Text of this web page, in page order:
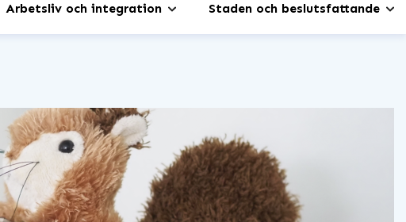
Arbetsliv och integration Staden och beslutsfattande